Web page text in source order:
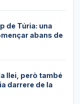
de Túria: una
abans de
llei, però també
darrere de la